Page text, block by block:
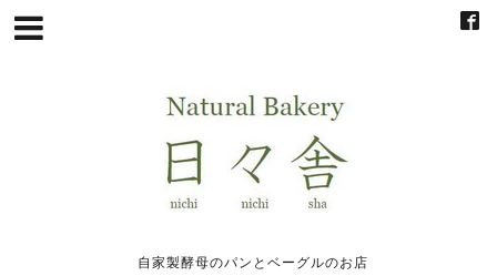
自家製酵母のパンとベーグルのお店